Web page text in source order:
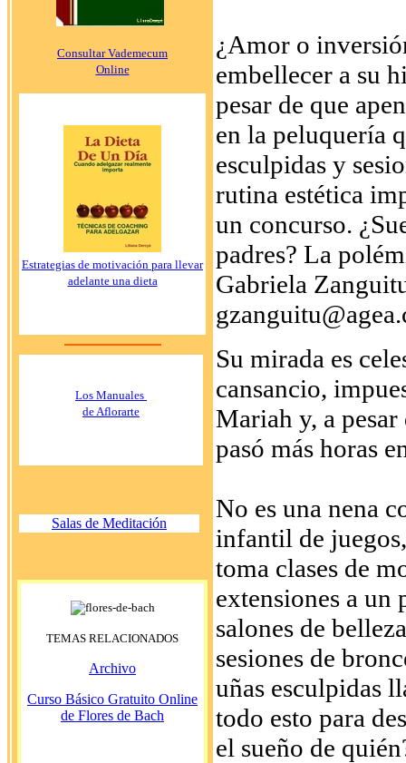
Consultar Vademecum
Online
Estrategias de motivación para llevar
adelante una dieta
Los Manuales
de Aflorarte
Salas de Meditación
TEMAS RELACIONADOS
Archivo
Curso Básico Gratuito Online
de Flores de Bach
¿Amor o
embellecer a su
pesar de que
en la peluquería
esculpidas y
rutina estética
un concurso.
padres? La
Gabriela
Su mirada es
cansancio,
Mariah y, a pesar
pasó más horas
No es una nena
infantil de
toma clases de
extensiones a un
salones de
sesiones de
uñas esculpidas
todo esto para
el sueño de